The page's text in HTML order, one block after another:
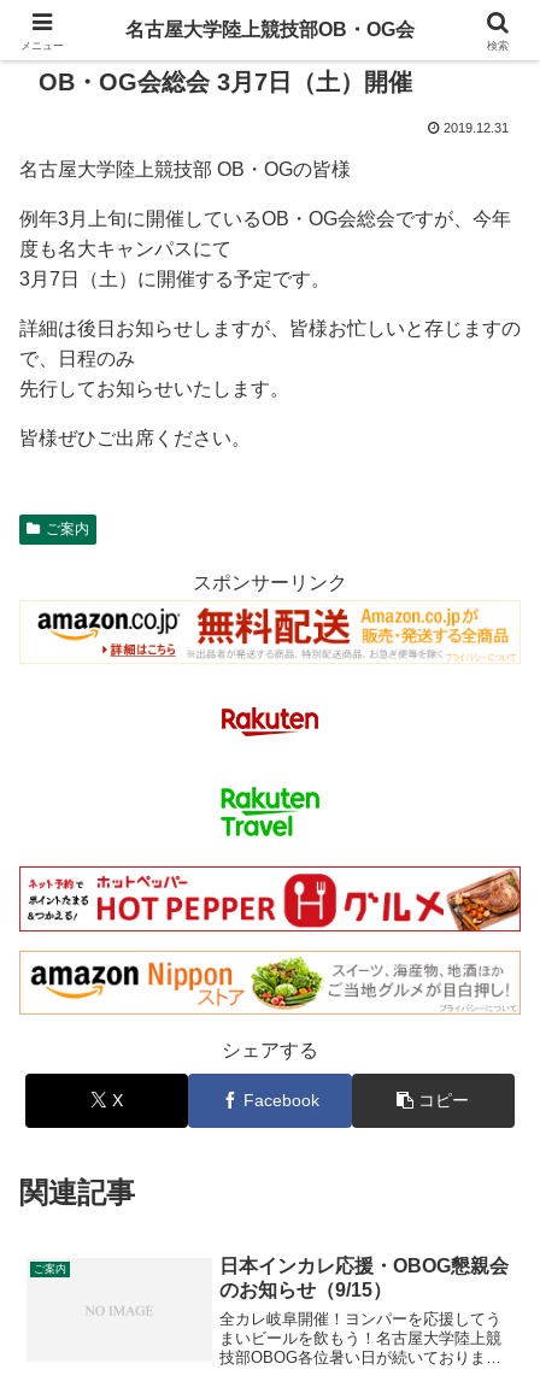
OB・OG会総会 3月7日（土）開催
2019.12.31
名古屋大学陸上競技部 OB・OGの皆様
例年3月上旬に開催しているOB・OG会総会ですが、今年
度も名大キャンパスにて
3月7日（土）に開催する予定です。
詳細は後日お知らせしますが、皆様お忙しいと存じますの
で、日程のみ
先行してお知らせいたします。
皆様ぜひご出席ください。
ご案内
スポンサーリンク
シェアする
X Facebook コピー
関連記事
ご案内
日本インカレ応援・OBOG懇親会
のお知らせ（9/15）
全カレ岐阜開催！ヨンパーを応援してう
まいビールを飲もう！名古屋大学陸上競
技部OBOG各位暑い日が続いております
メニュー
名古屋大学陸上競技部OB・OG会
検索